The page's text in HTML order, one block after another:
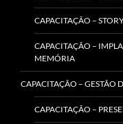
CAPACITAÇÃO –
CAPACITAÇÃO –
MEMÓRIA
CAPACITAÇÃO – GESTÃO
CAPACITAÇÃO –